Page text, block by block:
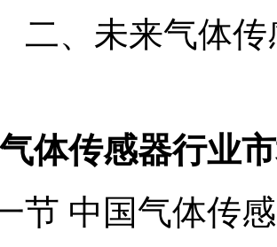
来气体传感
体传感器行业
中国气体传感